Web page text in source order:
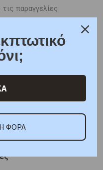
παραγγελίες
LOVE
ΦΟΡΑ